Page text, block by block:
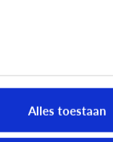
Alles toestaan